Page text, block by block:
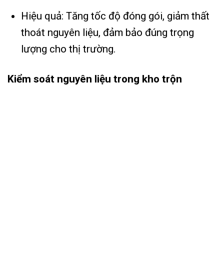
Hiệu quả: Tăng tốc độ đóng gói, giảm thất
thoát nguyên liệu, đảm bảo đúng trọng
lượng cho thị trường.
Kiểm soát nguyên liệu trong kho trộn